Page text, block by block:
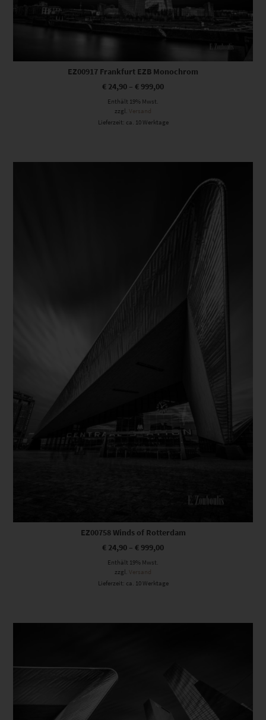
EZ00917 Frankfurt EZB Monochrom
€ 24,90 – € 999,00
Enthält 19% Mwst.
zzgl. Versand
Lieferzeit: ca. 10 Werktage
Dieses Produkt weist mehrere Varianten auf. Die Optionen können auf der Produktseite gewählt werden
EZ00758 Winds of Rotterdam
€ 24,90 – € 999,00
Enthält 19% Mwst.
zzgl.
Versand
Lieferzeit: ca. 10 Werktage
Dieses Produkt weist mehrere Varianten auf. Die Optionen können auf der Produktseite gewählt werden